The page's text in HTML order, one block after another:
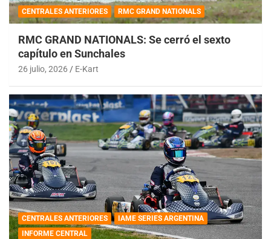
CENTRALES ANTERIORES RMC GRAND NATIONALS
RMC GRAND NATIONALS: Se cerró el sexto
capítulo en Sunchales
26 julio, 2026 E-Kart
CENTRALES ANTERIORES
IAME SERIES ARGENTINA
INFORME CENTRAL